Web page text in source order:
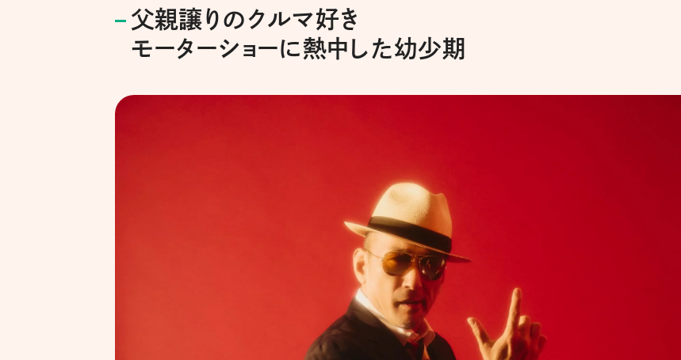
父親譲りのクルマ好き
モーターショーに熱中した幼少期